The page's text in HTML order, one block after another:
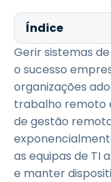
Índice
Gerir sistemas
o sucesso
organizações
trabalho remoto
de gestão
as equipas de TI
e manter